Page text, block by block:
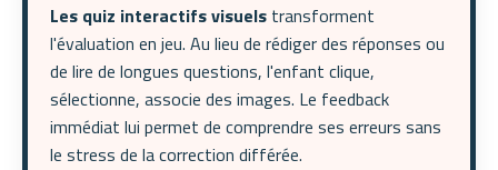
Les quiz interactifs visuels transforment
l'évaluation en jeu. Au lieu de rédiger des réponses ou
de lire de longues questions, l'enfant clique,
sélectionne, associe des images. Le feedback
immédiat lui permet de comprendre ses erreurs sans
le stress de la correction différée.